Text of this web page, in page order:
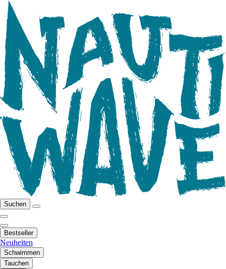
Suchen
Bestseller
Neuheiten
Schwimmen
Tauchen